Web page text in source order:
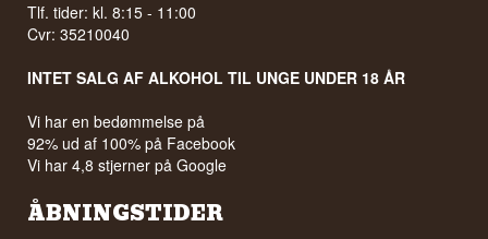
Tlf. tider: kl. 8:15 - 11:00
Cvr: 35210040
INTET SALG AF ALKOHOL TIL UNGE UNDER 18 ÅR
Vi har en bedømmelse på
92% ud af 100% på Facebook
Vi har 4,8 stjerner på Google
ÅBNINGSTIDER